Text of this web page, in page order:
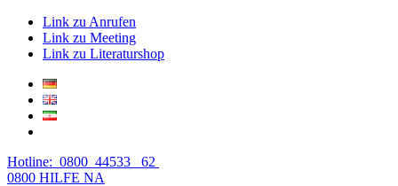
Link zu Anrufen
Link zu Meeting
Link zu Literaturshop
Hotline: 0800 44533 62
0800 HILFE NA